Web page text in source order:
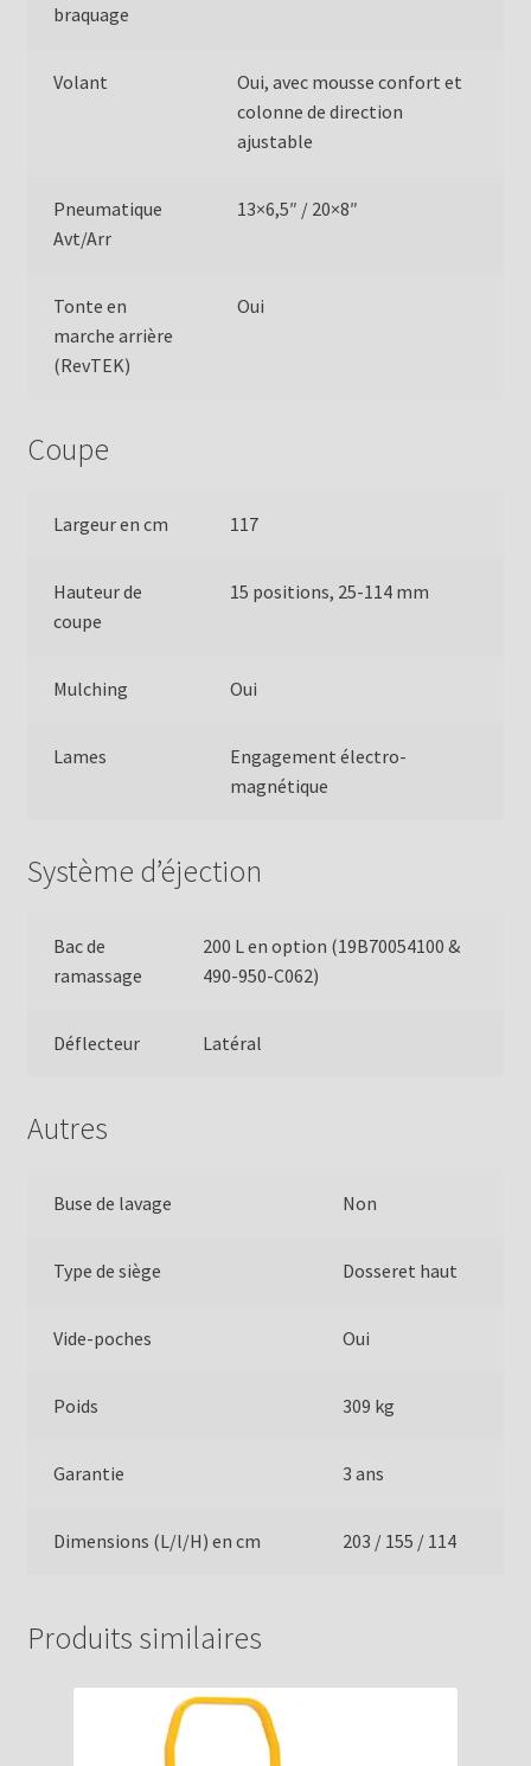
braquage
Volant
Oui, avec mousse confort et
colonne de direction
ajustable
Pneumatique
Avt/Arr
13×6,5″ / 20×8″
Tonte en
marche arrière
(RevTEK)
Oui
Coupe
Largeur en cm 117
Hauteur de
coupe
15 positions, 25-114 mm
Mulching Oui
Lames
Engagement électro-
magnétique
Système d’éjection
Bac de
ramassage
200 L en option (19B70054100 &
490-950-C062)
Déflecteur Latéral
Autres
Buse de lavage Non
Type de siège Dosseret haut
Vide-poches Oui
Poids 309 kg
Garantie 3 ans
Dimensions (L/l/H) en cm 203 / 155 / 114
Produits similaires